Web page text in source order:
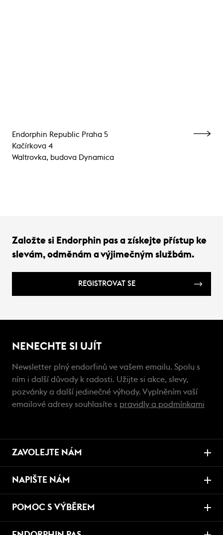
Endorphin Republic Praha 5
Kačírkova 4
Waltrovka, budova Dynamica
Založte si Endorphin pas a získejte přístup ke
slevám, odměnám a výjimečným službám.
REGISTROVAT SE
NENECHTE SI UJÍT
Newsletter plný endorfinů ve vašem emailu. Spolu s
ním i další důvody k radosti. Užijte si akce, slevy,
pozvánky a další jedinečné výhody. Vyplněním vaší
emailové adresy souhlasíte s pravidly a podmínkami
ZAVOLEJTE NÁM
NAPIŠTE NÁM
POMOC S VÝBĚREM